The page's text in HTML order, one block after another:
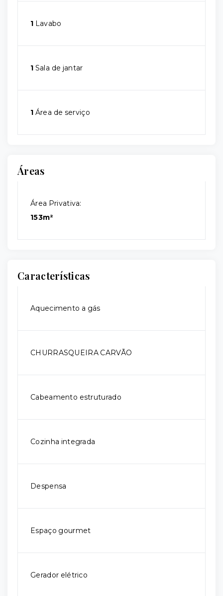
1 Lavabo
1 Sala de jantar
1 Área de serviço
Áreas
Área Privativa:
153m²
Características
Aquecimento a gás
CHURRASQUEIRA CARVÃO
Cabeamento estruturado
Cozinha integrada
Despensa
Espaço gourmet
Gerador elétrico